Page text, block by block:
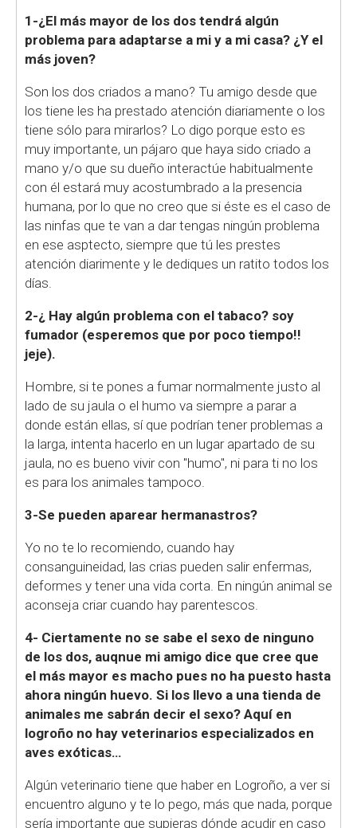
1-¿El más mayor de los dos tendrá algún
problema para adaptarse a mi y a mi casa? ¿Y el
más joven?
Son los dos criados a mano? Tu amigo desde que
los tiene les ha prestado atención diariamente o los
tiene sólo para mirarlos? Lo digo porque esto es
muy importante, un pájaro que haya sido criado a
mano y/o que su dueño interactúe habitualmente
con él estará muy acostumbrado a la presencia
humana, por lo que no creo que si éste es el caso de
las ninfas que te van a dar tengas ningún problema
en ese asptecto, siempre que tú les prestes
atención diarimente y le dediques un ratito todos los
días.
2-¿ Hay algún problema con el tabaco? soy
fumador (esperemos que por poco tiempo!!
jeje).
Hombre, si te pones a fumar normalmente justo al
lado de su jaula o el humo va siempre a parar a
donde están ellas, sí que podrían tener problemas a
la larga, intenta hacerlo en un lugar apartado de su
jaula, no es bueno vivir con "humo", ni para ti no los
es para los animales tampoco.
3-Se pueden aparear hermanastros?
Yo no te lo recomiendo, cuando hay
consanguineidad, las crias pueden salir enfermas,
deformes y tener una vida corta. En ningún animal se
aconseja criar cuando hay parentescos.
4- Ciertamente no se sabe el sexo de ninguno
de los dos, auqnue mi amigo dice que cree que
el más mayor es macho pues no ha puesto hasta
ahora ningún huevo. Si los llevo a una tienda de
animales me sabrán decir el sexo? Aquí en
logroño no hay veterinarios especializados en
aves exóticas…
Algún veterinario tiene que haber en Logroño, a ver si
encuentro alguno y te lo pego, más que nada, porque
sería importante que supieras dónde acudir en caso